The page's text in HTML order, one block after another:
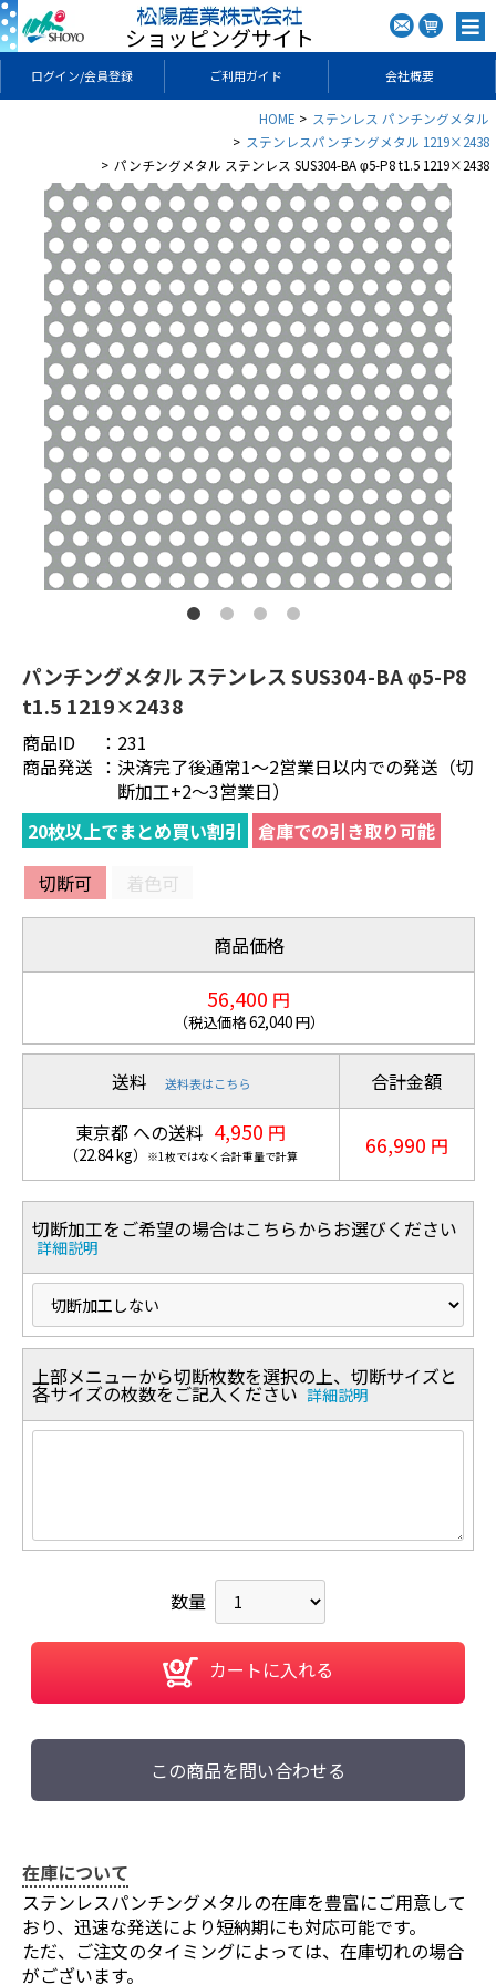
ショッピングサイト
ログイン/会員登録 ご利用ガイド 会社概要
HOME
ステンレス パンチングメタル
ステンレスパンチングメタル 1219×2438
パンチングメタル ステンレス SUS304-BA φ5-P8 t1.5 1219×2438
パンチングメタル ステンレス SUS304-BA φ5-P8
t1.5 1219×2438
商品ID ： 231
商品発送 ： 決済完了後通常1～2営業日以内での発送（切
断加工+2～3営業日）
20枚以上でまとめ買い割引
倉庫での引き取り可能
切断可
着色可
商品価格
56,400 円
（税込価格62,040円）
送料 送料表はこちら
東京都 への送料 4,950 円
（22.84kg） ※1枚ではなく合計重量で計算
合計金額
66,990 円
切断加工をご希望の場合はこちらからお選びください
詳細説明
上部メニューから切断枚数を選択の上、切断サイズと
各サイズの枚数をご記入ください 詳細説明
数量
カートに入れる
この商品を問い合わせる
在庫について
ステンレスパンチングメタルの在庫を豊富にご用意して
おり、迅速な発送により短納期にも対応可能です。
ただ、ご注文のタイミングによっては、在庫切れの場合
がございます。